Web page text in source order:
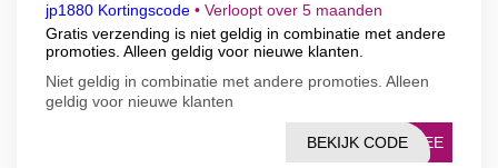
jp1880 Kortingscode • Verloopt over 5 maanden
Gratis verzending is niet geldig in combinatie met andere
promoties. Alleen geldig voor nieuwe klanten.
Niet geldig in combinatie met andere promoties. Alleen
geldig voor nieuwe klanten
FREE
BEKIJK CODE